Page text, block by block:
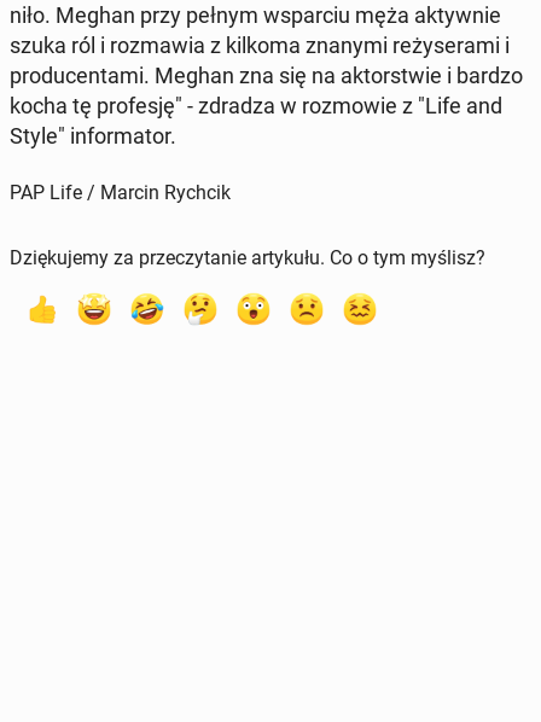
ni­ło. Meghan przy pełnym wspar­ciu męża ak­tyw­nie
szuka ról i roz­ma­wia z kilkoma znanymi re­ży­se­ra­mi i
pro­du­cen­ta­mi. Meghan zna się na ak­tor­stwie i bardzo
kocha tę pro­fe­sję" - zdradza w roz­mo­wie z "Life and
Style" in­for­ma­tor.
PAP Life / Marcin Rychcik
Dziękujemy za przeczytanie artykułu. Co o tym myślisz?